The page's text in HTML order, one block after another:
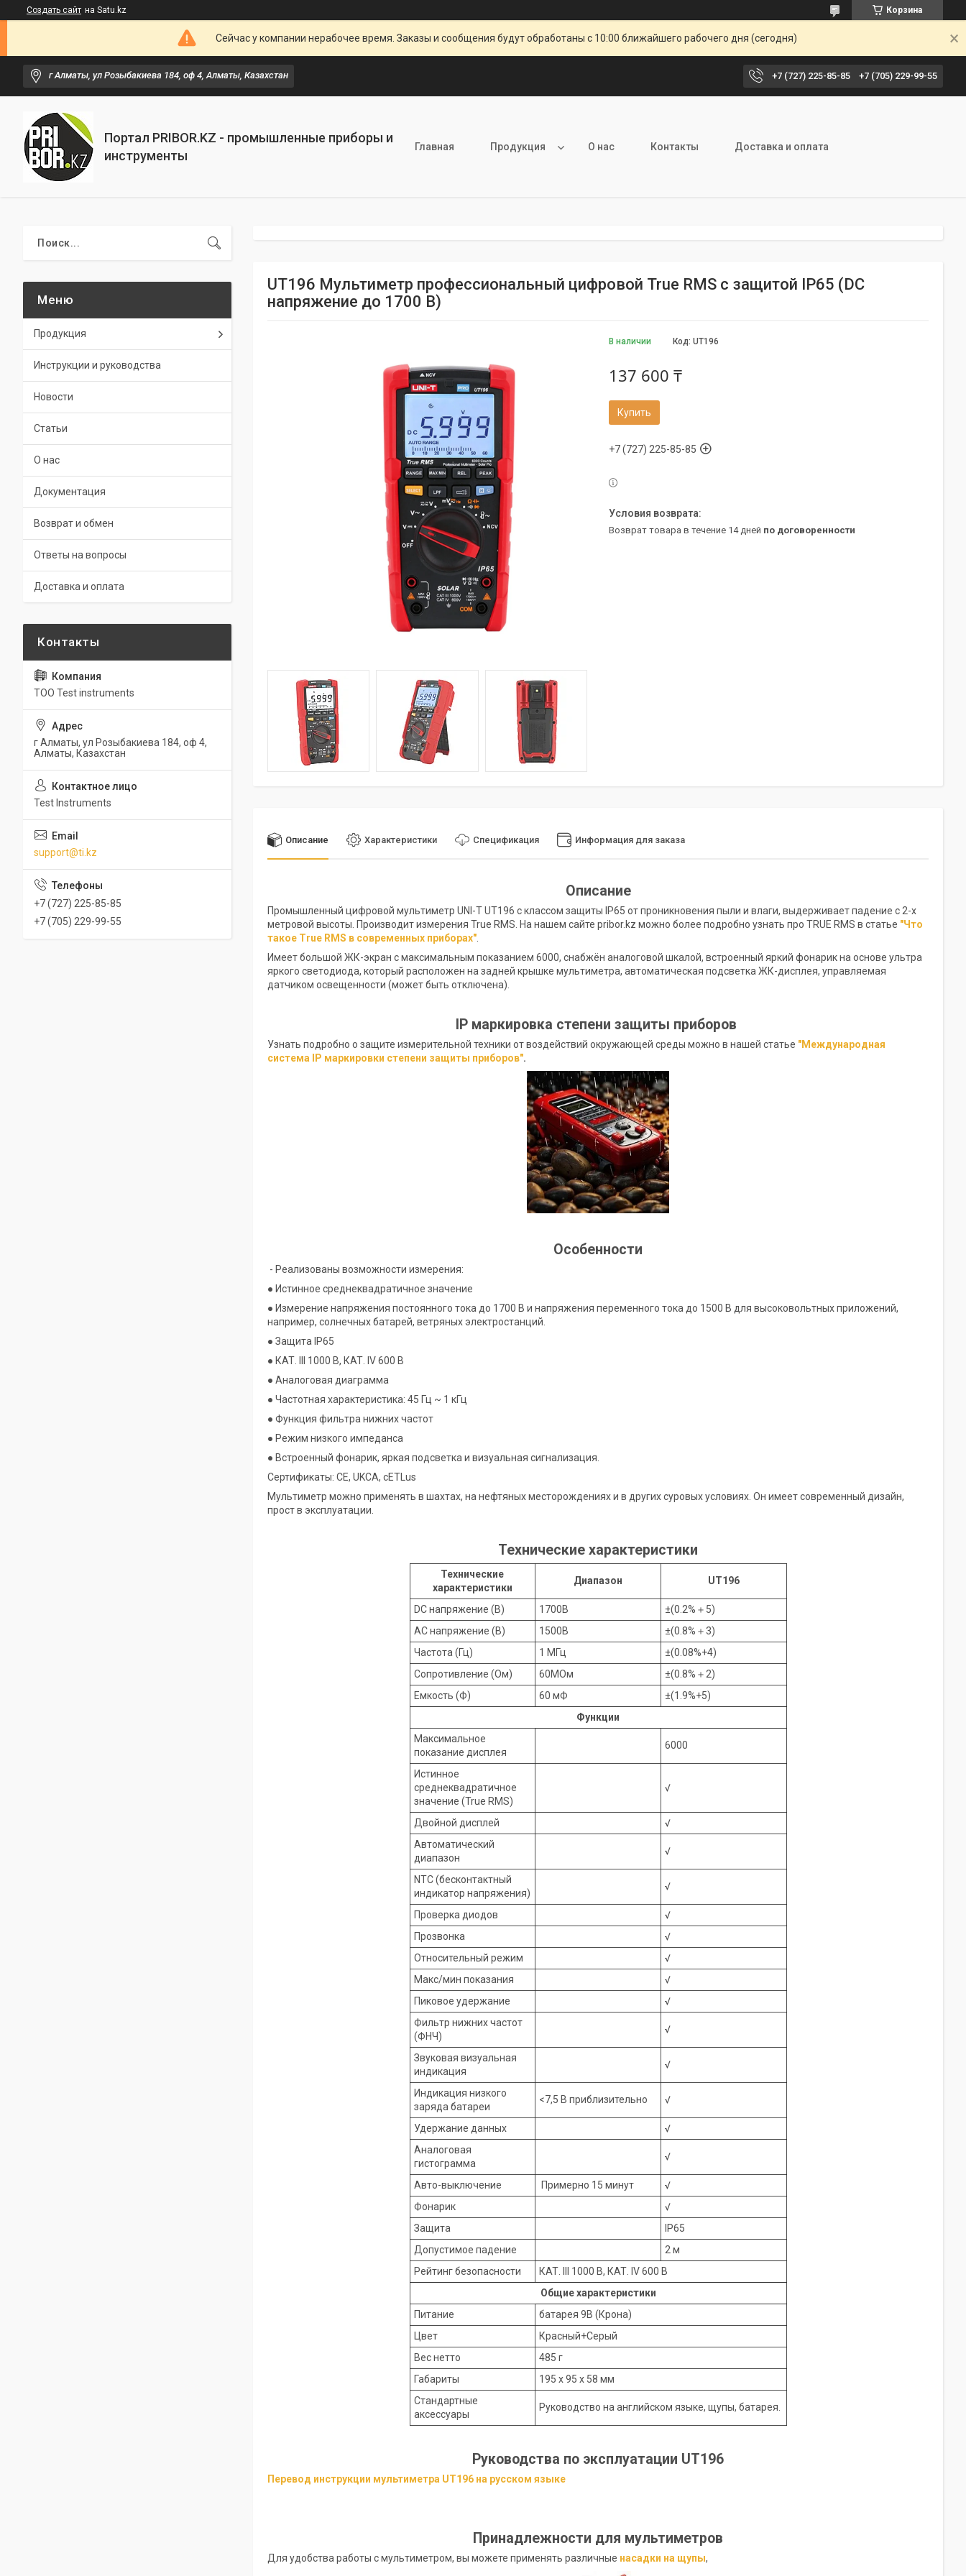
Создать сайт на Satu.kz Корзина
Сейчас у компании нерабочее время. Заказы и сообщения будут обработаны с 10:00 ближайшего рабочего дня (сегодня)
г Алматы, ул Розыбакиева 184, оф 4, Алматы, Казахстан +7 (727) 225-85-85 +7 (705) 229-99-55
Портал PRIBOR.KZ - промышленные приборы и
инструменты
Главная Продукция О нас Контакты Доставка и оплата
UT196 Мультиметр профессиональный цифровой True RMS с защитой IP65 (DC
напряжение до 1700 В)
В наличии Код: UT196
137 600 ₸
Купить
+7 (727) 225-85-85
возврат товара в течение 14 дней по договоренности
Описание Характеристики Спецификация Информация для заказа
Описание
Промышленный цифровой мультиметр UNI-T UT196 с классом защиты IP65 от проникновения пыли и влаги, выдерживает падение с 2-х
метровой высоты. Производит измерения True RMS. На нашем сайте pribor.kz можно более подробно узнать про TRUE RMS в статье "Что
такое True RMS в современных приборах"
Имеет большой ЖК-экран с максимальным показанием 6000, снабжён аналоговой шкалой, встроенный яркий фонарик на основе ультра
яркого светодиода, который расположен на задней крышке мультиметра, автоматическая подсветка ЖК-дисплея, управляемая
датчиком освещенности (может быть отключена).
IP маркировка степени защиты приборов
Узнать подробно о защите измерительной техники от воздействий окружающей среды можно в нашей статье "Международная
система IP маркировки степени защиты приборов".
Особенности
- Реализованы возможности измерения:
● Истинное среднеквадратичное значение
● Измерение напряжения постоянного тока до 1700 В и напряжения переменного тока до 1500 В для высоковольтных приложений,
например, солнечных батарей, ветряных электростанций.
● Защита IP65
● КАТ. III 1000 В, КАТ. IV 600 В
● Аналоговая диаграмма
● Частотная характеристика: 45 Гц ~ 1 кГц
● Функция фильтра нижних частот
● Режим низкого импеданса
● Встроенный фонарик, яркая подсветка и визуальная сигнализация.
Сертификаты: CE, UKCA, cETLus
Мультиметр можно применять в шахтах, на нефтяных месторождениях и в других суровых условиях. Он имеет современный дизайн,
прост в эксплуатации.
Технические характеристики
Технические
характеристики
Диапазон UT196
DC напряжение (В) 1700В
±(0.2%＋5)
AC напряжение (В)
1500В
±(0.8%＋3)
Частота (Гц)
1 МГц
±(0.08%+4)
Сопротивление (Ом)
60МОм
±(0.8%＋2)
Емкость (Ф)
60 мФ
±(1.9%+5)
Функции
Максимальное
показание дисплея
6000
Истинное
среднеквадратичное
значение (True RMS)
√
Двойной дисплей
√
Автоматический
диапазон
√
NTC (бесконтактный
индикатор напряжения)
√
Проверка диодов
√
Прозвонка
√
Относительный режим
√
Макс/мин показания
√
Пиковое удержание
√
Фильтр нижних частот
(ФНЧ)
√
Звуковая визуальная
индикация
√
Индикация низкого
заряда батареи
<7,5 В приблизительно √
Удержание данных
√
Аналоговая
гистограмма
√
Авто-выключение Примерно 15 минут
√
Фонарик
√
Защита
IP65
Допустимое падение
2 м
Рейтинг безопасности
КАТ. III 1000 В, КАТ. IV 600 В
Общие характеристики
Питание
батарея 9В (Крона)
Цвет
Красный+Серый
Вес нетто
485 г
Габариты
195 х 95 х 58 мм
Стандартные
аксессуары
Руководство на английском языке, щупы, батарея.
Руководства по эксплуатации UT196
Перевод инструкции мультиметра UT196 на русском языке
Принадлежности для мультиметров
Для удобства работы с мультиметром, вы можете применять различные насадки на щупы,
Продукция
Инструкции и руководства
Новости
Статьи
О нас
Документация
Возврат и обмен
Ответы на вопросы
Доставка и оплата
ТОО Test instruments
г Алматы, ул Розыбакиева 184, оф 4,
Алматы, Казахстан
Test Instruments
support@ti.kz
+7 (727) 225-85-85
+7 (705) 229-99-55